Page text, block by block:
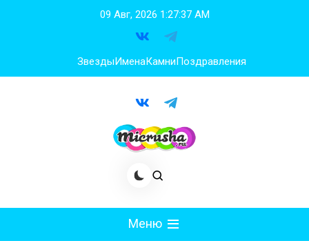
09 Авг, 2026 1:27:38 AM
ЗвездыИменаКамниПоздравления
Меню